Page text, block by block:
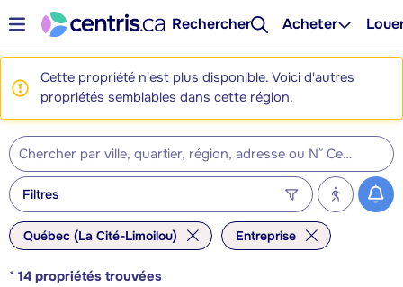
Rechercher Acheter
Cette propriété n'est plus disponible. Voici d'autres
propriétés semblables dans cette région.
Filtres
Québec (La Cité-Limoilou) Entreprise
* 14 propriétés trouvées